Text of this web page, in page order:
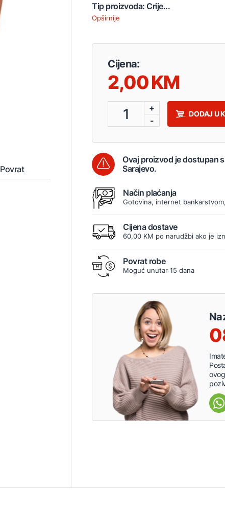
Povrat
Tip proizvoda: Crije...
Opširnije
Cijena:
2,00
1
+
-
DODAJ U
Ovaj proizvod je dostupan
Sarajevo.
Način plaćanja
Gotovina, internet
Cijena dostave
60,00 KM po narudžbi ako je
Povrat robe
Moguć unutar 15 dana